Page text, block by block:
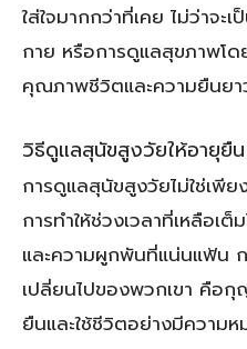
ใส่ใจมากกว่าที่เคย ไม่ว่าจะ
กาย หรือการดูแลสุขภาพโ
คุณภาพชีวิตและความยืนยา
วิธีดูแลสุนัขสูงวัยให้อายุยืน
การดูแลสุนัขสูงวัยไม่ใช่เพี
การทำให้ช่วงเวลาที่เหลือเ
และความผูกพันที่แน่นแฟ้น ก
เปลี่ยนไปของพวกเขา คือ
ยืนและใช้ชีวิตอย่างมีความ